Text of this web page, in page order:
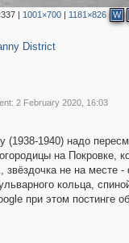
| 1001×700| 1181×826 W
District
2 February 2020, 16:03
(1938-1940) надо
на Покровке,
звёздочка не на месте
кольца,
при этом постинге